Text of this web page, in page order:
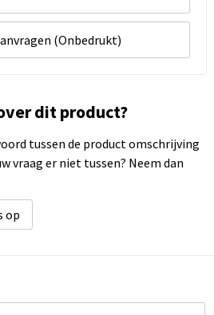
(Onbedrukt)
dit product?
tussen de product omschrijving
vraag er niet tussen? Neem dan
op